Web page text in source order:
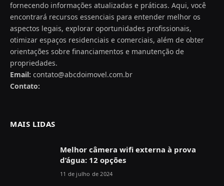
fornecendo informações atualizadas e práticas. Aqui, você
encontrará recursos essenciais para entender melhor os
aspectos legais, explorar oportunidades profissionais,
otimizar espaços residenciais e comerciais, além de obter
orientações sobre financiamentos e manutenção de
propriedades.
Email: contato@abcdoimovel.com.br
Contato:
MAIS LIDAS
Melhor câmera wifi externa à prova
d’água: 12 opções
11 de julho de 2024